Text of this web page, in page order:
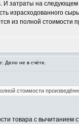
И затраты на
израсходованного
из полной
Дело не в счёте.
стоимости
товара с